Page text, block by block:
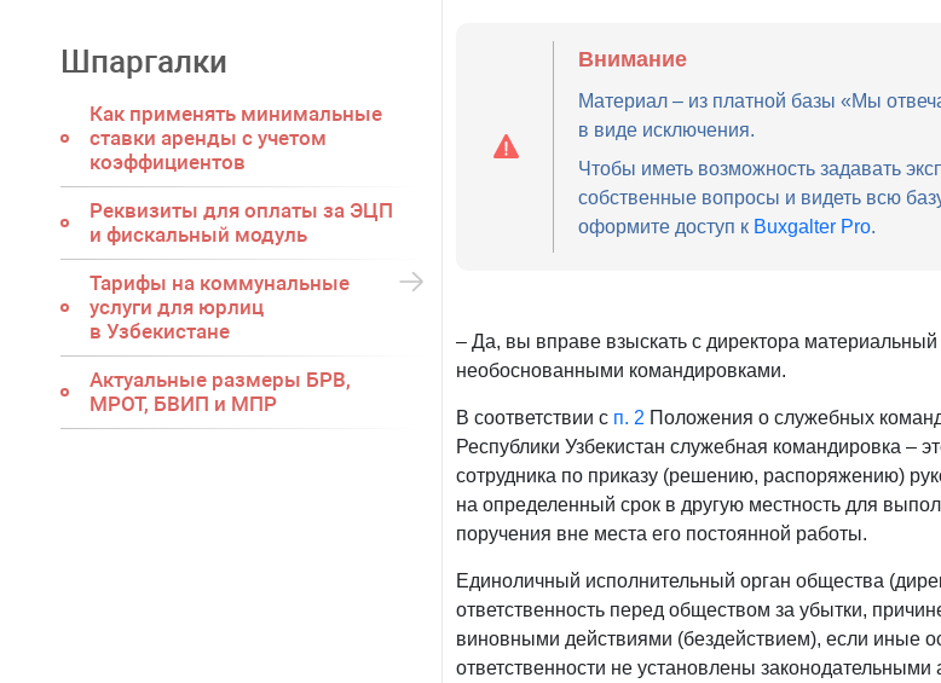
Шпаргалки
Как применять минимальные
ставки аренды с учетом
коэффициентов
Реквизиты для оплаты за ЭЦП
и фискальный модуль
Тарифы на коммунальные
услуги для юрлиц
в Узбекистане
Актуальные размеры БРВ,
МРОТ, БВИП и МПР
Внимание
Материал – из платной базы «Мы
в виде исключения.
Чтобы иметь возможность задавать
собственные вопросы и видеть всю
оформите доступ к Buxgalter Pro.
– Да, вы вправе взыскать с директора
необоснованными командировками.
В соответствии с п. 2 Положения о служебных
Республики Узбекистан служебная командировка –
сотрудника по приказу (решению, распоряжению)
на определенный срок в другую местность для
поручения вне места его постоянной работы.
Единоличный исполнительный орган общества
ответственность перед обществом за убытки,
виновными действиями (бездействием), если иные
ответственности не установлены законодательными